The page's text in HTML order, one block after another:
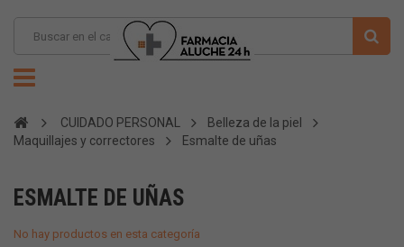
CUIDADO PERSONAL
Belleza de la piel
Maquillajes y correctores
Esmalte de uñas
ESMALTE DE UÑAS
No hay productos en esta categoría